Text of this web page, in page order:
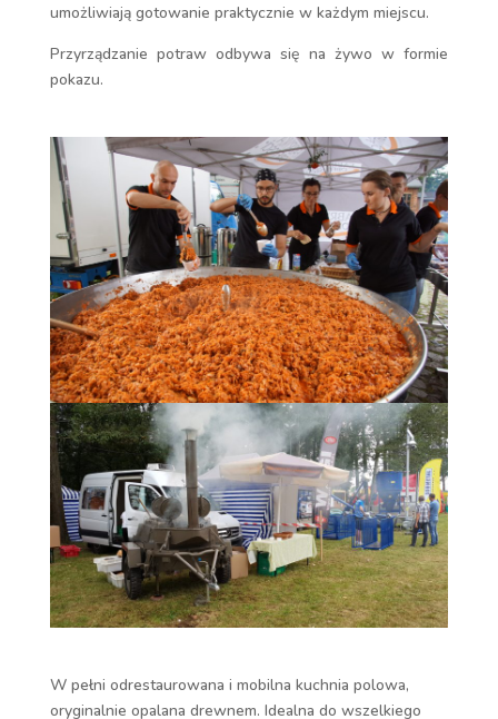
umożliwiają gotowanie praktycznie w każdym miejscu.
Przyrządzanie potraw odbywa się na żywo w formie
pokazu.
W pełni odrestaurowana i mobilna kuchnia polowa,
oryginalnie opalana drewnem. Idealna do wszelkiego